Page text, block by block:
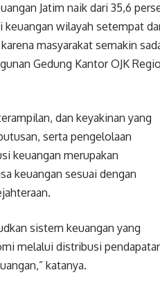
Jatim naik dari 35,6
wilayah setempat
masyarakat semakin
Gedung Kantor OJK
dan keyakinan yang
serta pengelolaan
keuangan merupakan
keuangan sesuai dengan
sistem keuangan yang
melalui distribusi
katanya.